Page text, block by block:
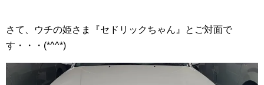
さて、ウチの姫さま『セドリックちゃん』とご対面で
す・・・(*^^*)